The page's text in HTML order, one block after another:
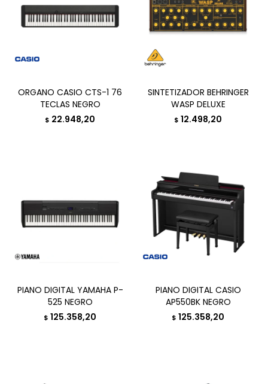
ORGANO CASIO CTS-1 76
TECLAS NEGRO
$ 22.948,20
SINTETIZADOR BEHRINGER
WASP DELUXE
$ 12.498,20
PIANO DIGITAL YAMAHA P-
525 NEGRO
$ 125.358,20
PIANO DIGITAL CASIO
AP550BK NEGRO
$ 125.358,20